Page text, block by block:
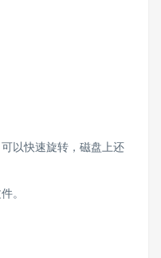
以快速旋转，磁盘上还
。